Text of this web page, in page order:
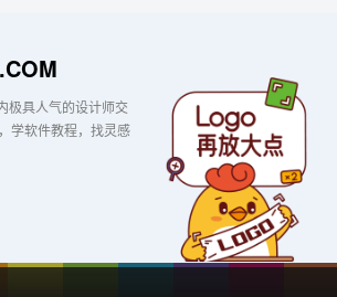
极具人气的设计师交
学软件教程，找灵感